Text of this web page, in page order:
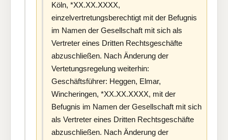
Köln, *XX.XX.XXXX,
einzelvertretungsberechtigt mit der Befugnis
im Namen der Gesellschaft mit sich als
Vertreter eines Dritten Rechtsgeschäfte
abzuschließen. Nach Änderung der
Vertetungsregelung weiterhin:
Geschäftsführer: Heggen, Elmar,
Wincheringen, *XX.XX.XXXX, mit der
Befugnis im Namen der Gesellschaft mit sich
als Vertreter eines Dritten Rechtsgeschäfte
abzuschließen. Nach Änderung der